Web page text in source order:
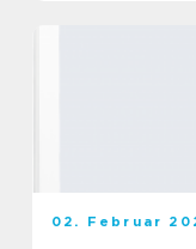
02. Februar